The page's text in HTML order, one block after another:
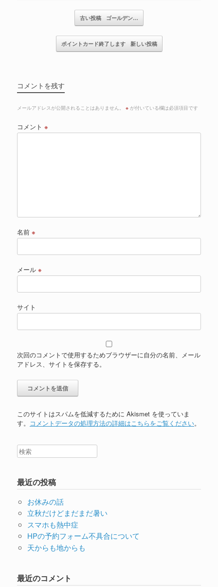
記事のナビゲーション古い投稿 ゴールデン…
ポイントカード終了します 新しい投稿
コメントを残す
メールアドレスが公開されることはありません。 ※ が付いている欄は必須項目です
コメント ※
名前 ※
メール ※
サイト
次回のコメントで使用するためブラウザーに自分の名前、メール
アドレス、サイトを保存する。
このサイトはスパムを低減するために Akismet を使っていま
す。 コメントデータの処理方法の詳細はこちらをご覧ください。
最近の投稿
お休みの話
立秋だけどまだまだ暑い
スマホも熱中症
HPの予約フォーム不具合について
天からも地からも
最近のコメント